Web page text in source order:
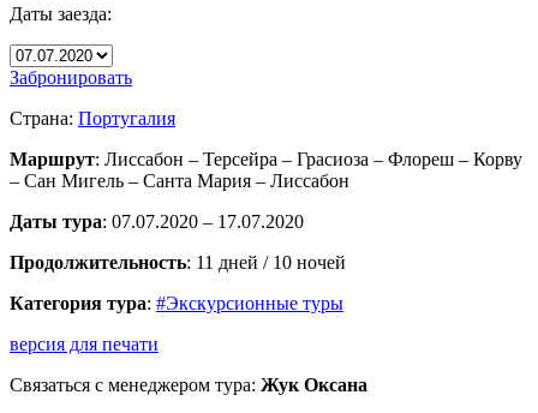
Даты заезда:
Забронировать
Страна: Португалия
Маршрут: Лиссабон – Терсейра – Грасиоза – Флореш – Корву
– Сан Мигель – Санта Мария – Лиссабон
Даты тура: 07.07.2020 – 17.07.2020
Продолжительность: 11 дней / 10 ночей
Категория тура: #Экскурсионные туры
версия для печати
Связаться с менеджером тура: Жук Оксана